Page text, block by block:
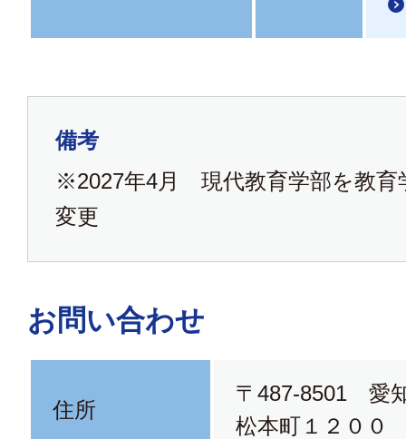
備考
※2027年4月 現代教育学部を教育
変更
お問い合わせ
住所
〒487-8501 愛
松本町１２００